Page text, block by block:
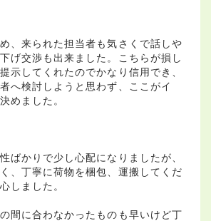
、来られた担当者も気さくで話しや
げ交渉も出来ました。こちらが損し
示してくれたのでかなり信用でき、
へ検討しようと思わず、ここがイ
めました。
ばかりで少し心配になりましたが、
、丁寧に荷物を梱包、運搬してくだ
しました。
間に合わなかったものも早いけど丁